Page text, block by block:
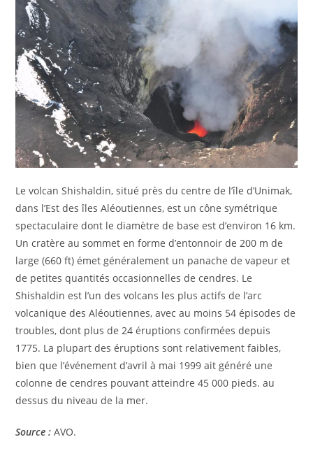
Le volcan Shishaldin, situé près du centre de l’île d’Unimak,
dans l’Est des îles Aléoutiennes, est un cône symétrique
spectaculaire dont le diamètre de base est d’environ 16 km.
Un cratère au sommet en forme d’entonnoir de 200 m de
large (660 ft) émet généralement un panache de vapeur et
de petites quantités occasionnelles de cendres. Le
Shishaldin est l’un des volcans les plus actifs de l’arc
volcanique des Aléoutiennes, avec au moins 54 épisodes de
troubles, dont plus de 24 éruptions confirmées depuis
1775. La plupart des éruptions sont relativement faibles,
bien que l’événement d’avril à mai 1999 ait généré une
colonne de cendres pouvant atteindre 45 000 pieds. au
dessus du niveau de la mer.
Source : AVO.